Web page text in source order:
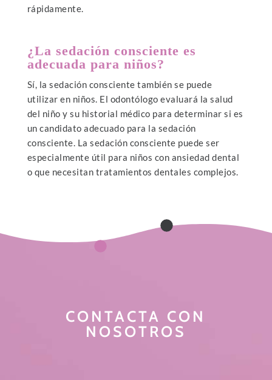
rápidamente.
¿La sedación consciente es
adecuada para niños?
Sí, la sedación consciente también se puede
utilizar en niños. El odontólogo evaluará la salud
del niño y su historial médico para determinar si es
un candidato adecuado para la sedación
consciente. La sedación consciente puede ser
especialmente útil para niños con ansiedad dental
o que necesitan tratamientos dentales complejos.
CONTACTA CON
NOSOTROS